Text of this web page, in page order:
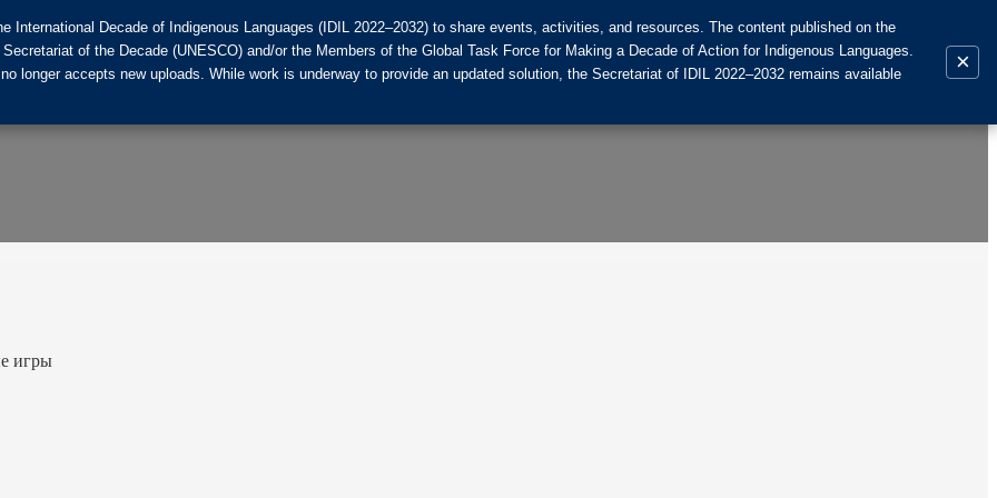
игры
Decade of Indigenous Languages (IDIL 2022–2032) to share events, activities, and resources. The content published on the
of the Decade (UNESCO) and/or the Members of the Global Task Force for Making a Decade of Action for Indigenous Languages.
longer accepts new uploads. While work is underway to provide an updated solution, the Secretariat of IDIL 2022–2032 remains available
×